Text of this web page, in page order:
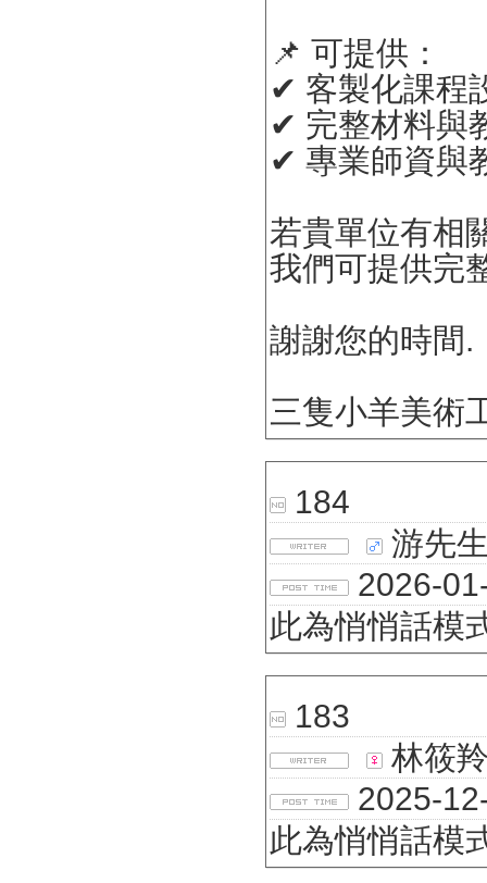
📌 可提供：
✔ 客製化課程
✔ 完整材料與
✔ 專業師資與
若貴單位有相
我們可提供完
謝謝您的時間.
三隻小羊美術
184
游先
2026-
此為悄悄話模
183
林筱
2025-
此為悄悄話模